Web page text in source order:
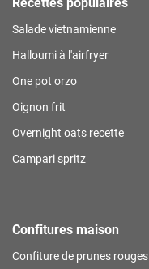
Salade vietnamienne
Halloumi à l'airfryer
One pot orzo
Oignon frit
Overnight oats recette
Campari spritz
Confitures maison
Confiture de prunes rouges